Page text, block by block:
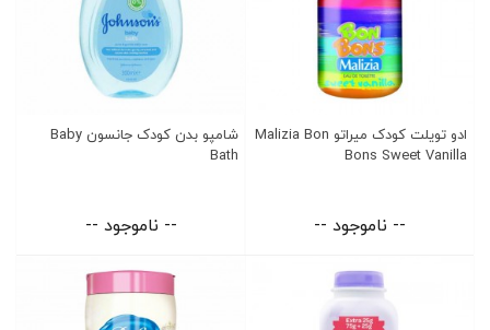
ادو تویلت کودک میراتو Malizia Bon
Bons Sweet Vanilla
-- ناموجود --
شامپو بدن کودک جانسون Baby
Bath
-- ناموجود --